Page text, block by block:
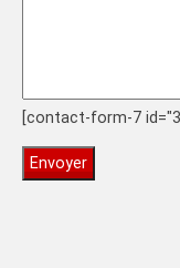
[contact-form-7